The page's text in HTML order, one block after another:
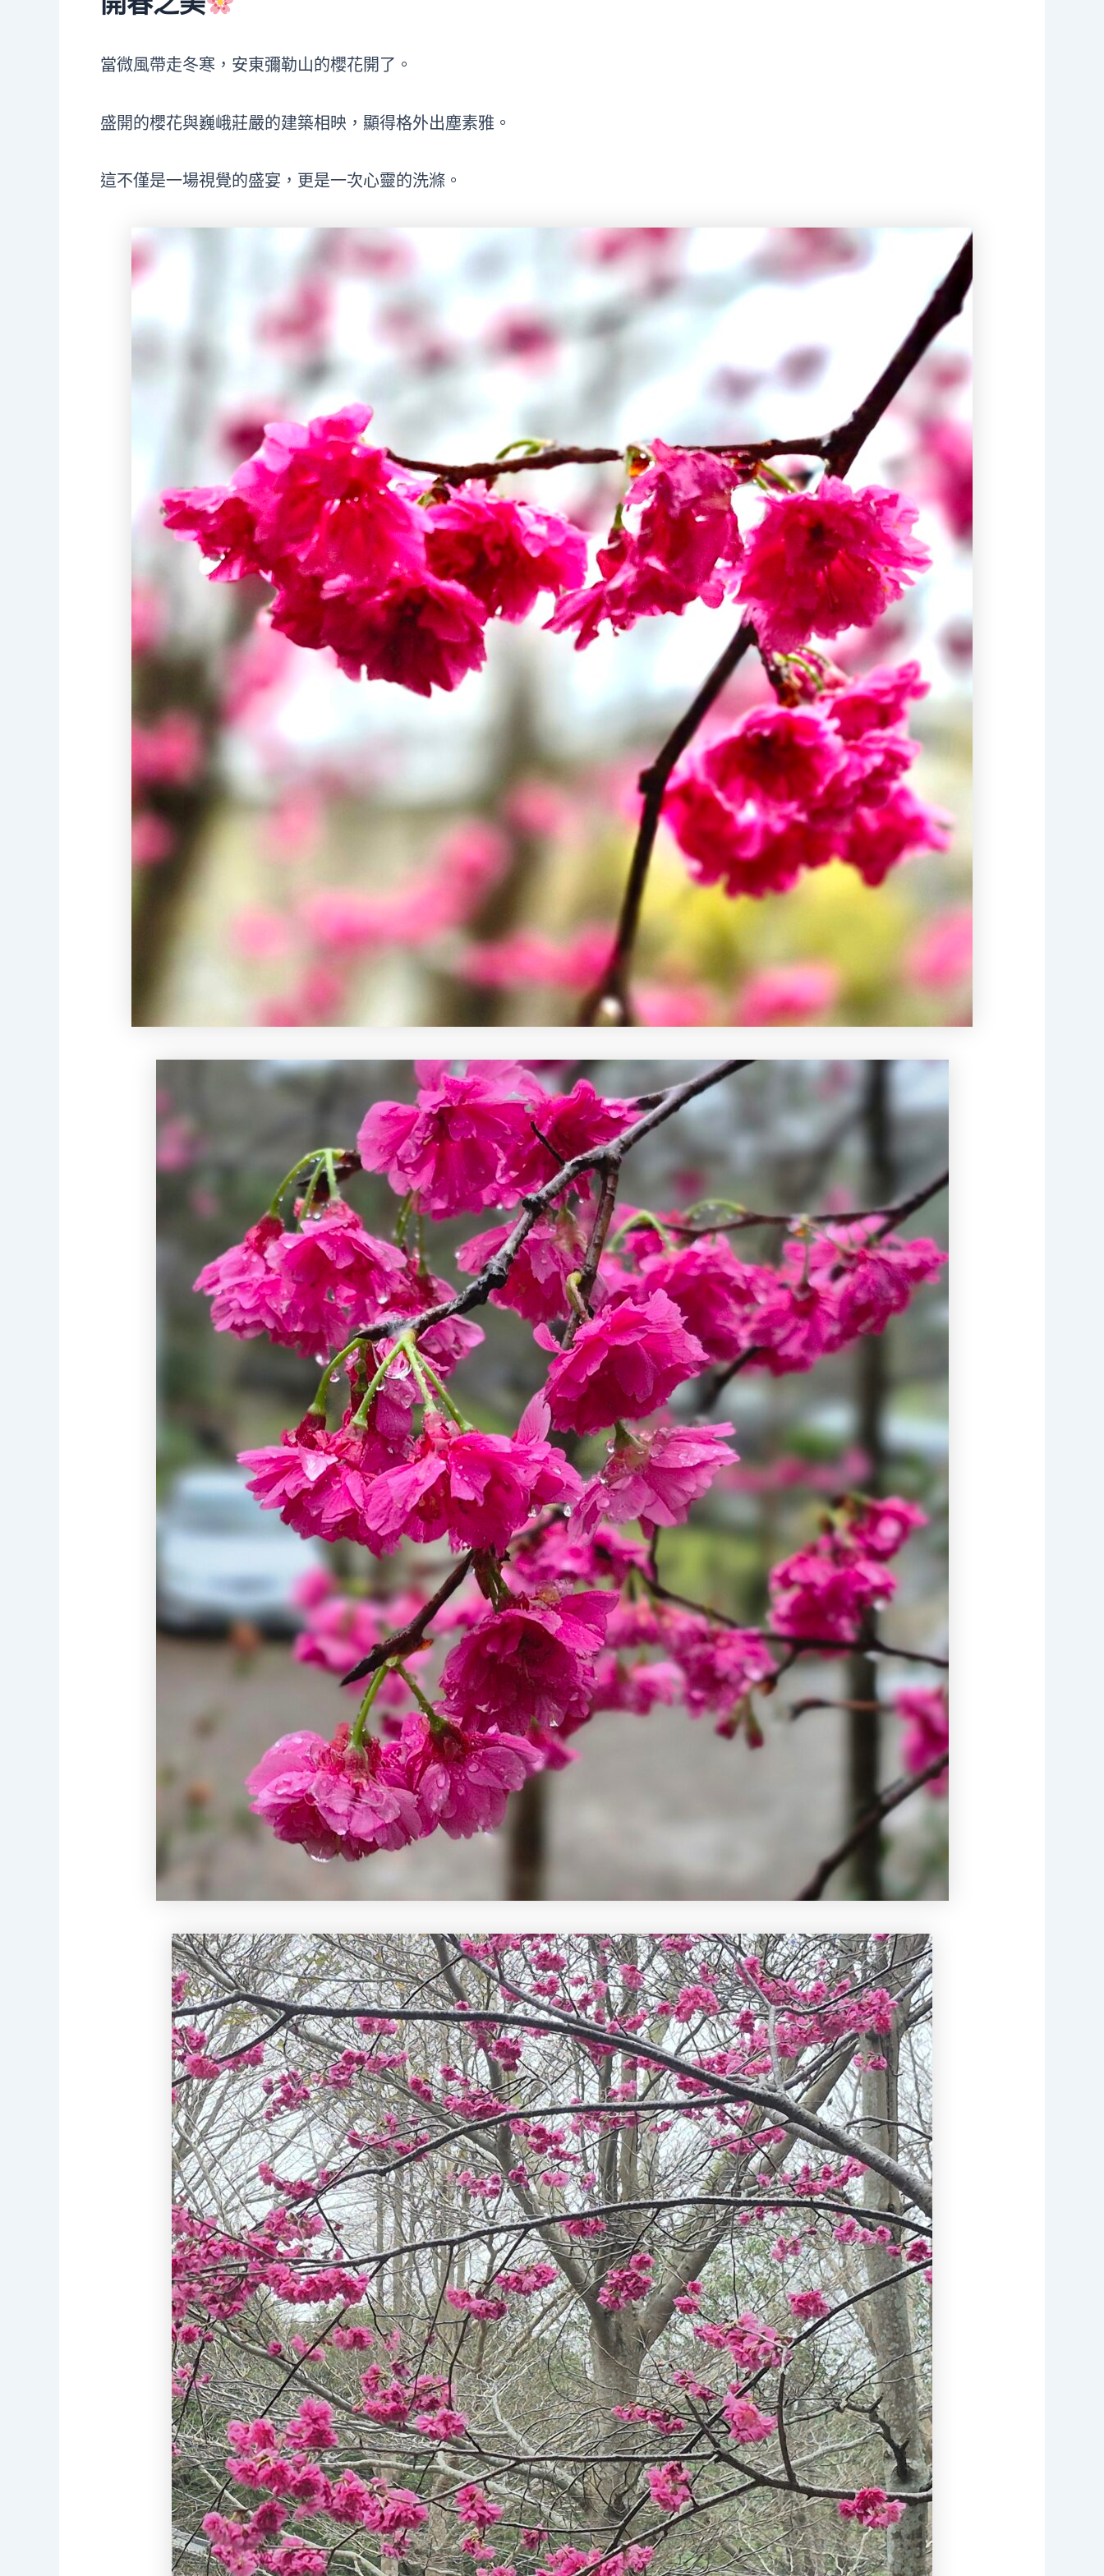
當微風帶走冬寒，安東彌勒山的櫻花開了。
盛開的櫻花與巍峨莊嚴的建築相映，顯得格外出塵素雅。
這不僅是一場視覺的盛宴，更是一次心靈的洗滌。